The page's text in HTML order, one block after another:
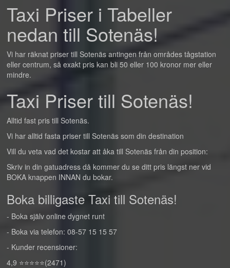
Taxi Priser i Tabeller
nedan till Sotenäs!
Vi har räknat priser till Sotenäs antingen från områdes tågstation
eller centrum, så exakt pris kan bli 50 eller 100 kronor mer eller
mindre.
Taxi Priser till Sotenäs!
Alltid fast pris till Sotenäs.
Vi har alltid fasta priser till Sotenäs som din destination
Vill du veta vad det kostar att åka till Sotenäs från din position:
Skriv in din gatuadress då kommer du se ditt pris längst ner vid
BOKA knappen INNAN du bokar.
Boka billigaste Taxi till Sotenäs!
- Boka själv online dygnet runt
- Boka via telefon: 08-57 15 15 57
- Kunder recensioner:
4,9 ⭐⭐⭐⭐⭐(2471)